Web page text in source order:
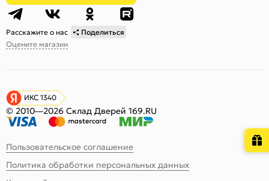
Расскажите о нас
Поделиться
Оцените магазин
ИКС 1340
© 2010—2026 Склад Дверей 169.RU
Пользовательское соглашение
Политика обработки персональных данных